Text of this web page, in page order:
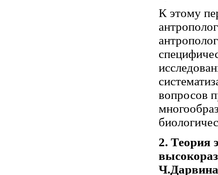
К этому
вопросов
2. Теория